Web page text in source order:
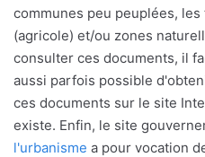
communes peu peuplées,
(agricole) et/ou zones
consulter ces documents, il
aussi parfois possible
ces documents sur le site
existe. Enfin, le site
l'urbanisme a pour vocation